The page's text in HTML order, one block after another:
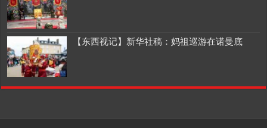
【东西视记】新华社稿：妈祖巡游在诺曼底